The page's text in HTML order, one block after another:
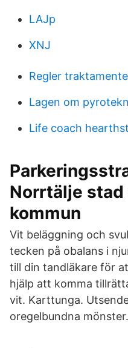
LAJp
XNJ
Regler
Lagen om
Life coach
Norrtälje
kommun
Vit beläggning och
tecken på obalans i
till din tandläkare för
hjälp att komma
vit. Karttunga.
oregelbundna mönster.